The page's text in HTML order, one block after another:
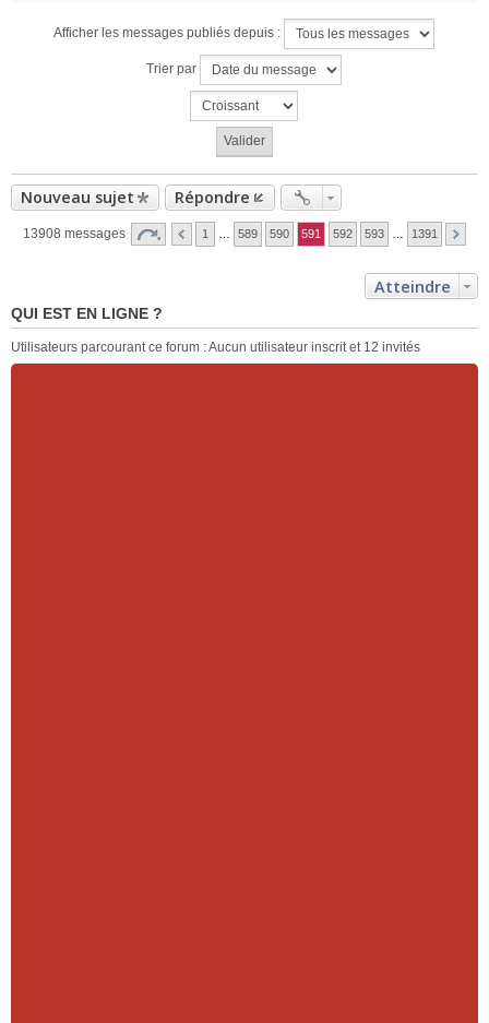
Afficher les messages publiés depuis :
Trier par
Nouveau sujet Répondre
13908 messages 1 589 590 591 592 593 1391
Atteindre
QUI EST EN LIGNE ?
Utilisateurs parcourant ce forum : Aucun utilisateur inscrit et 12 invités